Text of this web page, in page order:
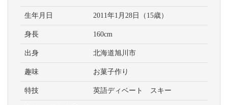
生年月日 2011年1月28日（15歳）
身長 160cm
出身 北海道旭川市
趣味 お菓子作り
特技 英語ディベート スキー